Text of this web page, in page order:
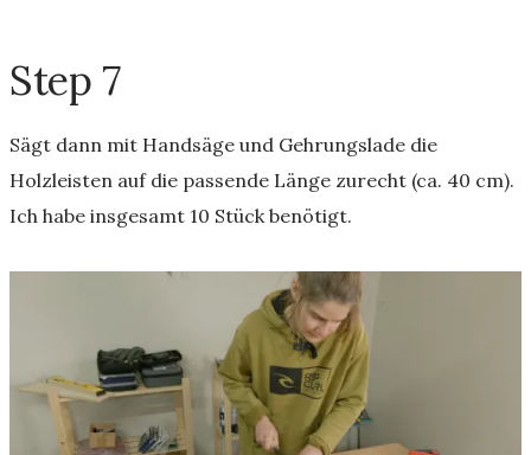
Step 7
Sägt dann mit Handsäge und Gehrungslade die
Holzleisten auf die passende Länge zurecht (ca. 40 cm).
Ich habe insgesamt 10 Stück benötigt.